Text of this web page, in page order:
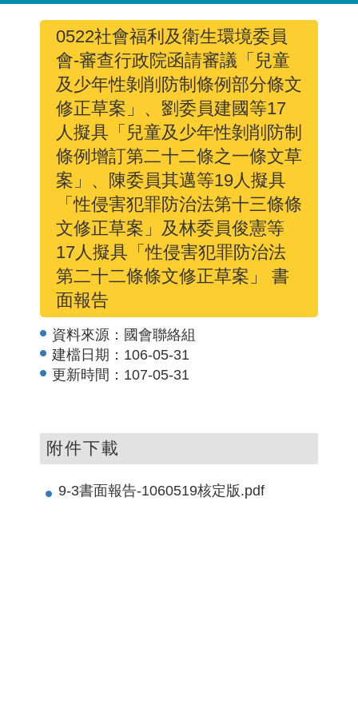
0522社會福利及衛生環境委員
會-審查行政院函請審議「兒童
及少年性剝削防制條例部分條文
修正草案」、劉委員建國等17
人擬具「兒童及少年性剝削防制
條例增訂第二十二條之一條文草
案」、陳委員其邁等19人擬具
「性侵害犯罪防治法第十三條條
文修正草案」及林委員俊憲等
17人擬具「性侵害犯罪防治法
第二十二條條文修正草案」 書
面報告
資料來源： 國會聯絡組
建檔日期： 106-05-31
更新時間： 107-05-31
附件下載
9-3書面報告-1060519核定版.pdf